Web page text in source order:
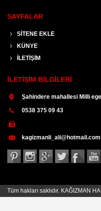
SAYFALAR
SİTENE EKLE
KÜNYE
İLETİŞİM
İLETİŞİM BİLGİLERİ
Şahindere mahallesi Milli
0538 375 09 43
kagizmanli_ali@hotmail.com
Tüm hakları saklıdır. KAĞIZMAN